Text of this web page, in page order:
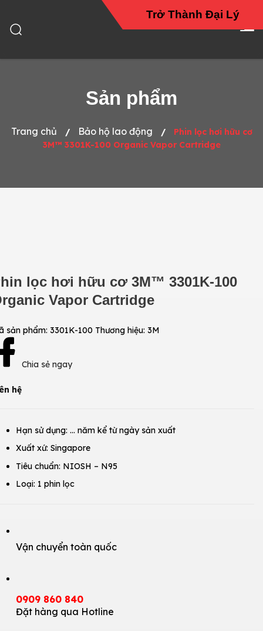
Sản phẩm
Trang chủ / Bảo hộ lao động /
Phin lọc hơi hữu cơ
3M™ 3301K-100 Organic Vapor Cartridge
lọc hơi hữu cơ 3M™ 3301K-100
Vapor Cartridge
sản phẩm: 3301K-100 Thương hiệu: 3M
Chia sẻ ngay
hệ
Hạn sử dụng: … năm kể từ ngày sản xuất
Xuất xứ: Singapore
Tiêu chuẩn: NIOSH – N95
Loại: 1 phin lọc
Vận chuyển toàn quốc
0909 860 840
Đặt hàng qua Hotline
Trở Thành Đại Lý